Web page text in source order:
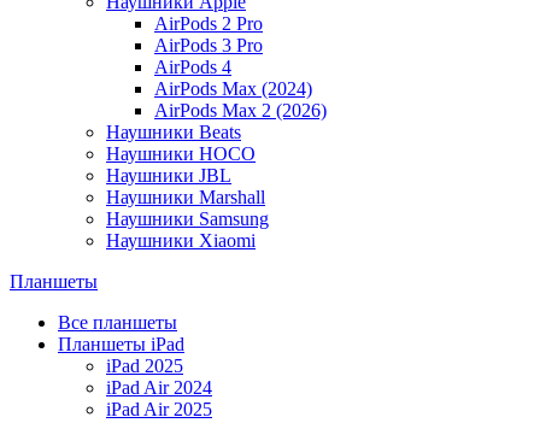
AirPods 2 Pro
AirPods 3 Pro
AirPods 4
AirPods Max (2024)
AirPods Max 2 (2026)
Наушники Beats
Наушники HOCO
Наушники JBL
Наушники Marshall
Наушники Samsung
Наушники Xiaomi
Планшеты
Все планшеты
Планшеты iPad
iPad 2025
iPad Air 2024
iPad Air 2025